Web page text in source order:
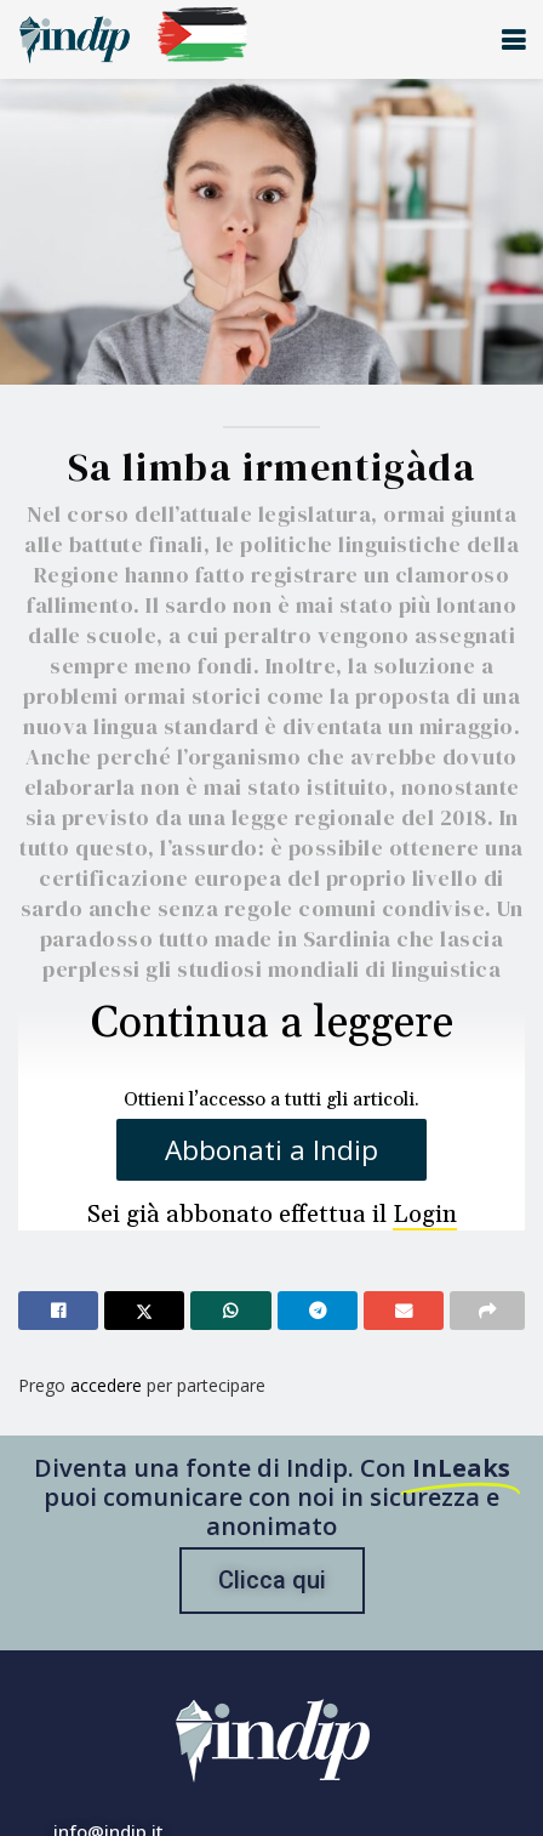
Sa limba irmentigàda
Nel corso dell’attuale legislatura, ormai giunta
alle battute finali, le politiche linguistiche della
Regione hanno fatto registrare un clamoroso
fallimento. Il sardo non è mai stato più lontano
dalle scuole, a cui peraltro vengono assegnati
sempre meno fondi. Inoltre, la soluzione a
problemi ormai storici come la proposta di una
nuova lingua standard è diventata un miraggio.
Anche perché l’organismo che avrebbe dovuto
elaborarla non è mai stato istituito, nonostante
sia previsto da una legge regionale del 2018. In
tutto questo, l’assurdo: è possibile ottenere una
certificazione europea del proprio livello di
sardo anche senza regole comuni condivise. Un
paradosso tutto made in Sardinia che lascia
perplessi gli studiosi mondiali di linguistica
Continua a leggere
Ottieni l’accesso a tutti gli articoli.
Abbonati a Indip
Sei già abbonato effettua il Login
Prego accedere per partecipare
Diventa una fonte di Indip. Con InLeaks
puoi comunicare con noi in sicurezza e
anonimato
Clicca qui